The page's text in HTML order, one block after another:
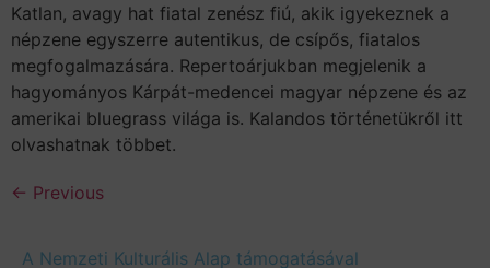
Katlan, avagy hat fiatal zenész fiú, akik igyekeznek a
népzene egyszerre autentikus, de csípős, fiatalos
megfogalmazására. Repertoárjukban megjelenik a
hagyományos Kárpát-medencei magyar népzene és az
amerikai bluegrass világa is. Kalandos történetükről itt
olvashatnak többet.
← Previous
A Nemzeti Kulturális Alap támogatásával